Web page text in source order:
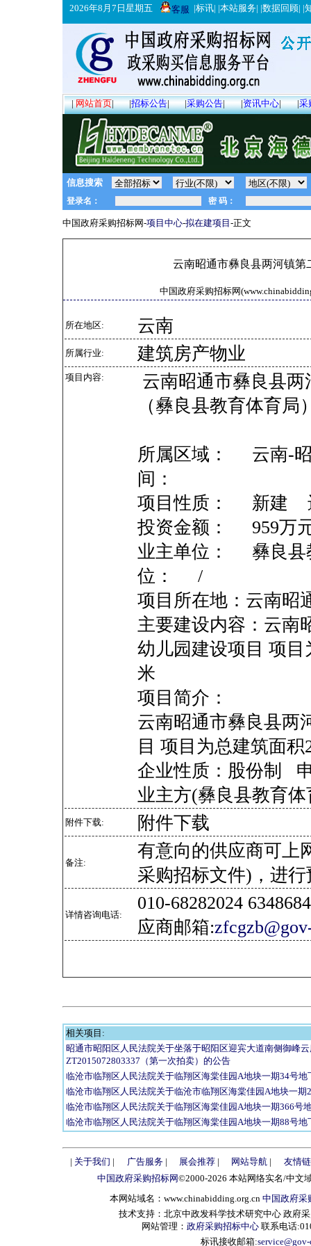
2026年8月7日星期五 客服 |标讯| |本站服务| |数据回顾| |
|网站首页| |招标公告| |采购公告| |资讯中心| |采
信息搜索
中国政府采购招标网-项目中心-拟在建项目 -正文
云南昭通市彝良县两河镇
中国政府采购招标网
所在地区: 云南
所属行业: 建筑房产物业
项目内容:
云南昭通市彝良县
（彝良县教育体育局
所属区域： 云南-
间：
项目性质： 新建
投资金额： 959
业主单位： 彝良县
位： /
项目所在地：云南昭
主要建设内容：云南
幼儿园建设项目 项目
米
项目简介：
云南昭通市彝良县两
目 项目为总建筑面积
企业性质：股份制
业主方(彝良县教育
附件下载: 附件下载
备注:
有意向的供应商可上
采购招标文件)，进
详情咨询电话:
010-68282024
应商邮箱:
相关项目:
昭通市昭阳区人民法院关于坐落于昭阳区迎宾大道南侧御峰
ZT2015072803337（第一次拍卖）的公告
临沧市临翔区人民法院关于临翔区海棠佳园A地块一期34号
临沧市临翔区人民法院关于临沧市临翔区海棠佳园A地块一期
临沧市临翔区人民法院关于临翔区海棠佳园A地块一期366号
临沧市临翔区人民法院关于临翔区海棠佳园A地块一期88号
| 关于我们 | 广告服务| 展会推荐| 网站导航 |
友情
中国政府采购招标网©2000-2026 本站网络实名/中文
本网站域名：www.chinabidding.org.cn 中国政府采
技术支持：北京中政发科学技术研究中心 政府
网站管理： 政府采购招标中心 联系电话
标讯接收邮箱: